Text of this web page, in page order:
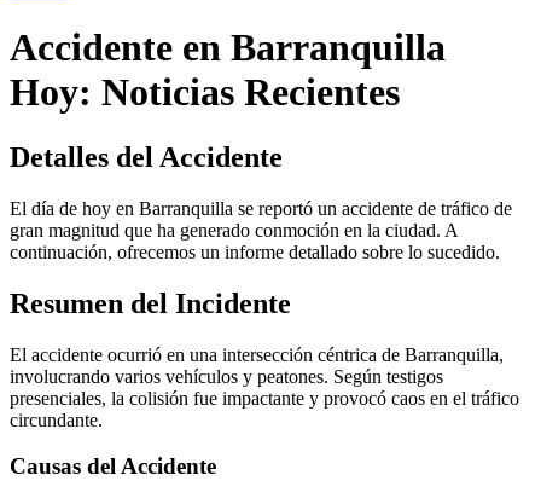
Accidente en Barranquilla
Hoy: Noticias Recientes
Detalles del Accidente
El día de hoy en Barranquilla se reportó un accidente de tráfico de
gran magnitud que ha generado conmoción en la ciudad. A
continuación, ofrecemos un informe detallado sobre lo sucedido.
Resumen del Incidente
El accidente ocurrió en una intersección céntrica de Barranquilla,
involucrando varios vehículos y peatones. Según testigos
presenciales, la colisión fue impactante y provocó caos en el tráfico
circundante.
Causas del Accidente